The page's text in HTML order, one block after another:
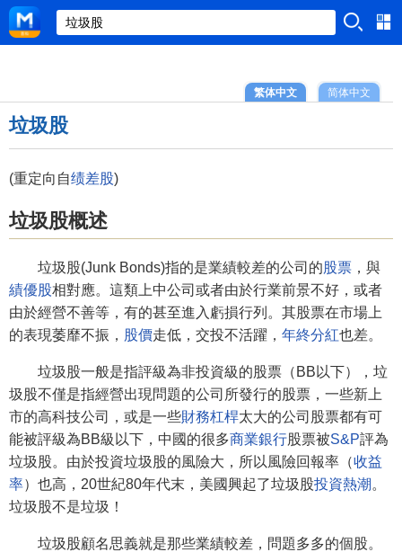
简体中文
繁体中文
垃圾股
(重定向自绩差股)
垃圾股概述
垃圾股(Junk Bonds)指的是業績較差的公司的股票 ，與
績優股相對應。這類上中公司或者由於行業前景不好，或者
由於經營不善等，有的甚至進入虧損行列。其股票在市場上
的表現萎靡不振， 股價走低，交投不活躍， 年終分紅也差。
垃圾股一般是指評級為非投資級的股票（BB以下），垃
圾股不僅是指經營出現問題的公司所發行的股票，一些新上
市的高科技公司，或是一些財務杠桿太大的公司股票都有可
能被評級為BB級以下，中國的很多商業銀行股票被S&P評為
垃圾股。由於投資垃圾股的風險大，所以風險回報率（收益
率）也高，20世紀80年代末，美國興起了垃圾股投資熱潮 。
垃圾股不是垃圾！
垃圾股顧名思義就是那些業績較差，問題多多的個股。